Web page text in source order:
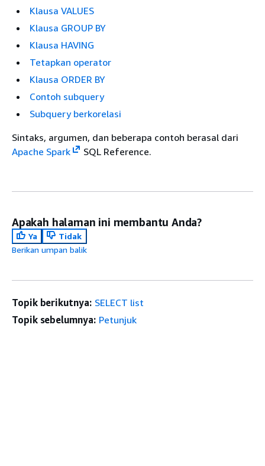
Klausa VALUES
Klausa GROUP BY
Klausa HAVING
Tetapkan operator
Klausa ORDER BY
Contoh subquery
Subquery berkorelasi
Sintaks, argumen, dan beberapa contoh berasal dari
Apache Spark
SQL Reference.
Apakah halaman ini membantu Anda?
Ya
Tidak
Berikan umpan balik
Topik berikutnya: SELECT list
Topik sebelumnya: Petunjuk